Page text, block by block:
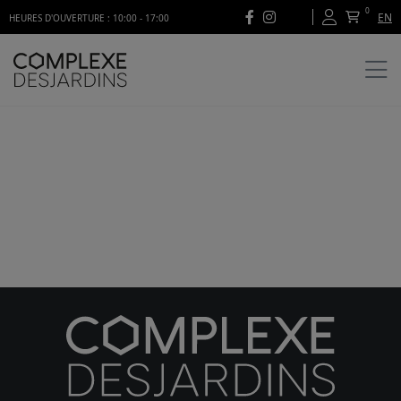
HEURES D'OUVERTURE : 10:00 - 17:00
0 EN